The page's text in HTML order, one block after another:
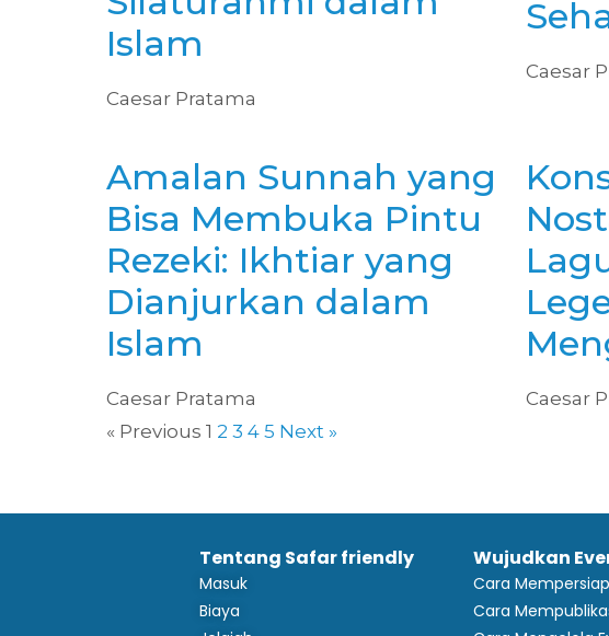
Islam
Caesar Pratama
Caesar
Amalan Sunnah yang
Bisa Membuka Pintu
Rezeki: Ikhtiar yang
Dianjurkan dalam
Islam
Caesar Pratama Caesar
« Previous 1 2 3 4 5 Next »
Tentang Safar friendly
Masuk
Biaya
Wujudkan
Cara
Cara